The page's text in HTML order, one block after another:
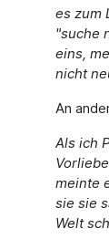
es zum
"suche
eins,
nicht
An
Als ich
meinte
sie sie
Welt